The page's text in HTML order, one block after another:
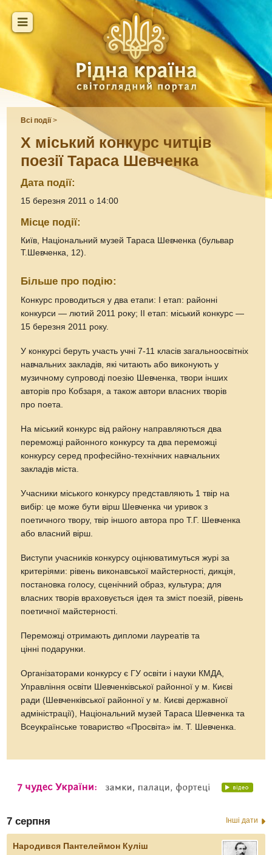
Всі події>
Х міський конкурс читців
поезії Тараса Шевченка
Дата події:
15 березня 2011 о 14:00
Місце події:
Київ, Національний музей Тараса Шевченка (бульвар
Т.Шевченка, 12).
Більше про подію:
Конкурс проводиться у два етапи: І етап: районні
конкурси — лютий 2011 року; ІІ етап: міський конкурс —
15 березня 2011 року.
У конкурсі беруть участь учні 7-11 класів загальноосвітніх
навчальних закладів, які читають або виконують у
музичному супроводі поезію Шевченка, твори інших
авторів про Кобзаря, а також автори власних творів
про поета.
На міський конкурс від району направляються два
переможці районного конкурсу та два переможці
конкурсу серед професійно-технічних навчальних
закладів міста.
Учасники міського конкурсу представляють 1 твір на
вибір: це може бути вірш Шевченка чи уривок з
поетичного твору, твір іншого автора про Т.Г. Шевченка
або власний вірш.
Виступи учасників конкурсу оцінюватимуться журі за
критеріями: рівень виконавської майстерності, дикція,
постановка голосу, сценічний образ, культура; для
власних творів враховується ідея та зміст поезій, рівень
поетичної майстерності.
Переможці отримають дипломи лауреатів та
цінні подарунки.
Організаторами конкурсу є ГУ освіти і науки КМДА,
Управління освіти Шевченківської районної у м. Києві
ради (Шевченківської районної у м. Києві державної
адміністрації), Національний музей Тараса Шевченка та
Всеукраїнське товариство «Просвіта» ім. Т. Шевченка.
7 серпня Інші дати
Народився Пантелеймон Куліш